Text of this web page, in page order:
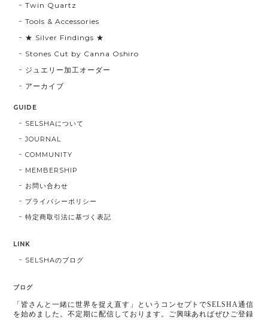
Twin Quartz
Tools & Accessories
★ Silver Findings ★
Stones Cut by Canna Oshiro
ジュエリー加工オーダー
アーカイブ
GUIDE
SELSHAについて
JOURNAL
COMMUNITY
MEMBERSHIP
お問い合わせ
プライバシーポリシー
特定商取引法に基づく表記
LINK
SELSHAのブログ
ブログ
「皆さんと一緒に世界を捉え直す」というコンセプトでSELSHA通信
を始めました。不定期に配信しております。ご興味あればぜひご登録